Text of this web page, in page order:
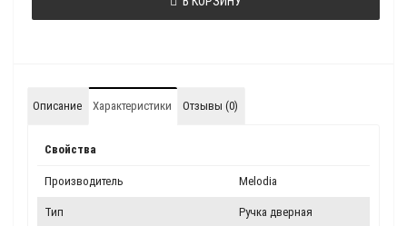
Описание Характеристики Отзывы (0)
Свойства
Производитель Melodia
Тип Ручка дверная